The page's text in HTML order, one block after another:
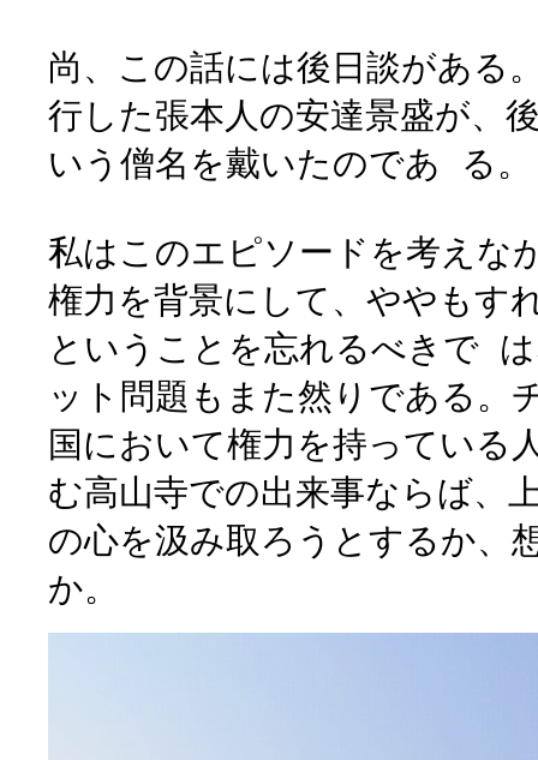
尚、この話には後日談がある
行した張本人の安達景盛が、
いう僧名を戴いたのであ る。
私はこのエピソードを考えな
権力を背景にして、ややもす
ということを忘れるべきで
ット問題もまた然りである。
国において権力を持っている
む高山寺での出来事ならば、
の心を汲み取ろうとするか、
か。